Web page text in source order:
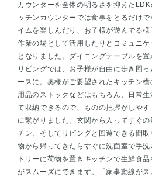
カウンターを全体の明るさを抑えた
ッチンカウンターでは食事をとるだけ
イムを楽しんだり、お子様が遊んでる
作業の場として活用したりとコミュニ
となりました。ダイニングテーブルを
リビングでは、お子様が自由に歩き回
ースに。奥様がご要望されたキッチン
用品のストックなどはもちろん、日常
て収納できるので、ものの把握がしや
に繋がりました。玄関から入ってすぐ
チン、そしてリビングと回遊できる間
物から帰ってきたらすぐに洗面室で手
トリーに荷物を置きキッチンで生鮮食
がスムーズにできます。「家事動線が